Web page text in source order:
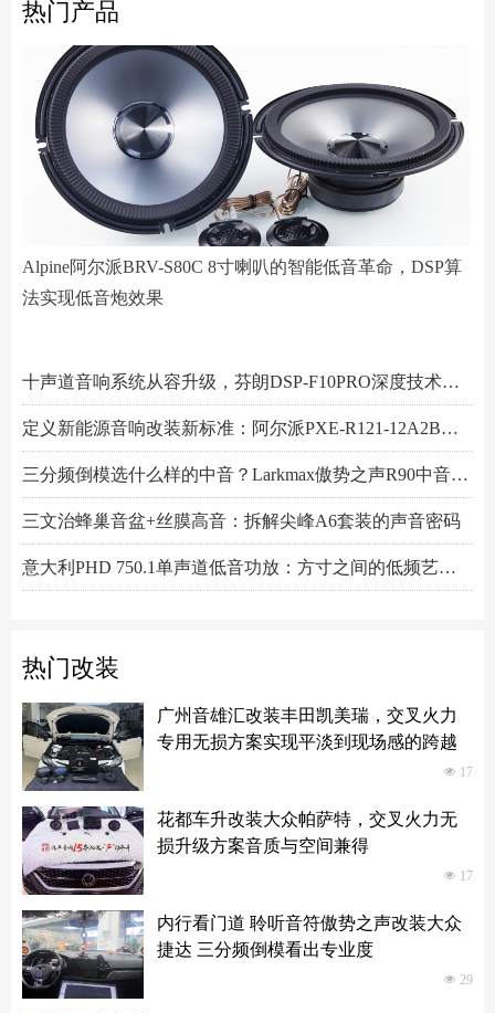
热门改装
广州音雄汇改装丰田凯美瑞，交叉火力
专用无损方案实现平淡到现场感的跨越
넶 17
花都车升改装大众帕萨特，交叉火力无
损升级方案音质与空间兼得
넶 17
内行看门道 聆听音符傲势之声改装大众
捷达 三分频倒模看出专业度
넶 29
热门产品
Alpine阿尔派BRV-S80C 8寸喇叭的智能低音革命，DSP算
法实现低音炮效果
三文治蜂巢音盆+丝膜高音：拆解尖峰A6套装的声音密码